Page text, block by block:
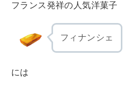
フランス発祥の人気洋菓子
フィナンシェ
には